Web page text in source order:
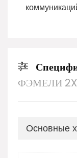
ФЭМЕЛИ
Основные